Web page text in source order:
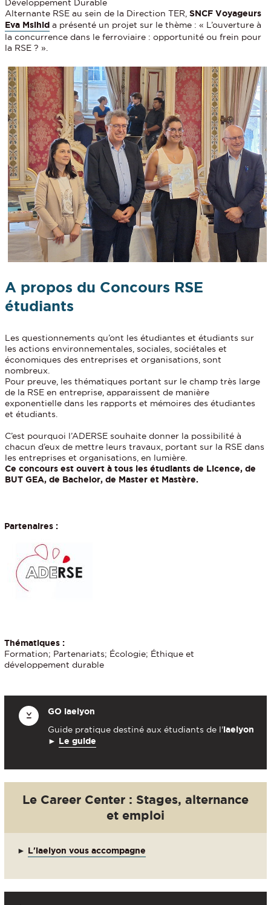
Développement Durable
Alternante RSE au sein de la Direction TER,SNCF Voyageurs
Eva Msihid a présenté un projet sur le thème : « L’ouverture à
la concurrence dans le ferroviaire : opportunité ou frein pour
la RSE ? ».
A propos du Concours RSE
étudiants
Les questionnements qu’ont les étudiantes et étudiants sur
les actions environnementales, sociales, sociétales et
économiques des entreprises et organisations, sont
nombreux.
Pour preuve, les thématiques portant sur le champ très large
de la RSE en entreprise, apparaissent de manière
exponentielle dans les rapports et mémoires des étudiantes
et étudiants.
C’est pourquoi l’ADERSE souhaite donner la possibilité à
chacun d’eux de mettre leurs travaux, portant sur la RSE dans
les entreprises et organisations, en lumière.
Ce concours est ouvert à tous les étudiants de Licence, de
BUT GEA, de Bachelor, de Master et Mastère.
Partenaires :
Thématiques :
Formation; Partenariats; Écologie; Éthique et
développement durable
GO iaelyon
Guide pratique destiné aux étudiants de l'iaelyon
► Le guide
Le Career Center : Stages, alternance
et emploi
► L'iaelyon vous accompagne